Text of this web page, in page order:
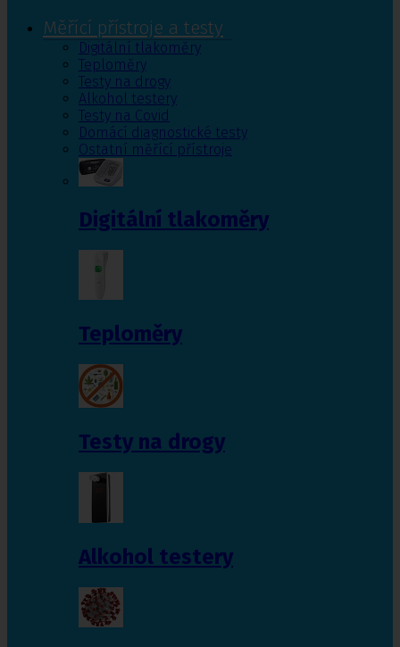
Měřící přístroje a testy
Digitální tlakoměry
Teploměry
Testy na drogy
Alkohol testery
Testy na Covid
Domácí diagnostické testy
Ostatní měřící přístroje
Digitální tlakoměry
Teploměry
Testy na drogy
Alkohol testery